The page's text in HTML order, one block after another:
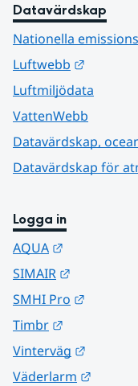
Datavärdskap
Nationella
Luftwebb
Luftmiljödata
VattenWebb
Datavärdskap,
Datavärdskap för
Logga in
AQUA
SIMAIR
SMHI Pro
Timbr
Vinterväg
Väderlarm